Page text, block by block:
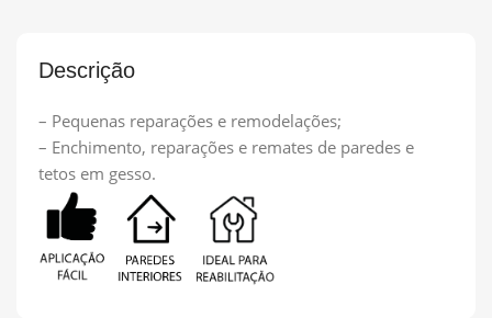
Descrição
– Pequenas reparações e remodelações;
– Enchimento, reparações e remates de paredes e
tetos em gesso.